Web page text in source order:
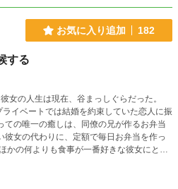
お気に入り追加 182
する
イベートでは結婚を約束していた恋人に振
に天の恵みだった。 しかし、そ
女